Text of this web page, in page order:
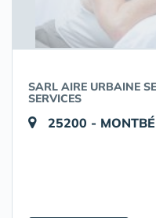
SARL AIRE URBAINE
SERVICES
25200 -